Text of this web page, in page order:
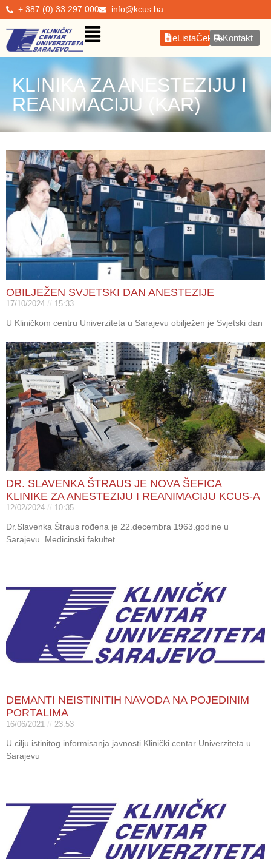
+ 387 (0) 33 297 000 info@kcus.ba
eListaČekanjaKontakt
KLINIKA ZA ANESTEZIJU I
REANIMACIJU (KAR)
OBILJEŽEN SVJETSKI DAN ANESTEZIJE
17/10/2024 15:33
U Kliničkom centru Univerziteta u Sarajevu obilježen je Svjetski dan
DR. SLAVENKA ŠTRAUS JE NOVA ŠEFICA
KLINIKE ZA ANESTEZIJU I REANIMACIJU KCUS-A
12/02/2024 10:35
Dr.Slavenka Štraus rođena je 22.decembra 1963.godine u
Sarajevu. Medicinski fakultet
DEMANTI NEISTINITIH NAVODA NA POJEDINIM
PORTALIMA
16/06/2021 23:53
U cilju istinitog informisanja javnosti Klinički centar Univerziteta u
Sarajevu